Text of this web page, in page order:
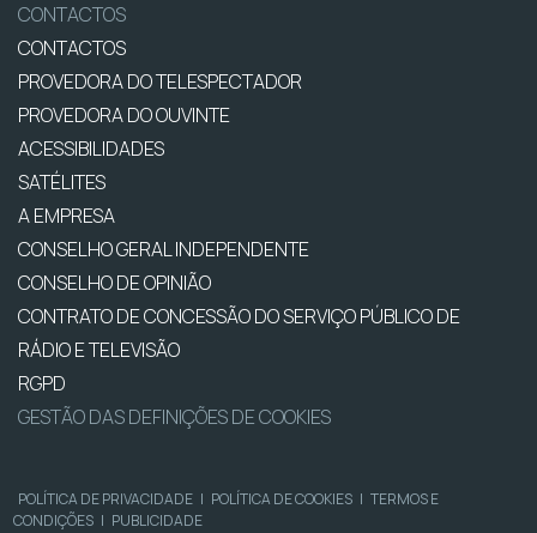
CONTACTOS
CONTACTOS
PROVEDORA DO TELESPECTADOR
PROVEDORA DO OUVINTE
ACESSIBILIDADES
SATÉLITES
A EMPRESA
CONSELHO GERAL INDEPENDENTE
CONSELHO DE OPINIÃO
CONTRATO DE CONCESSÃO DO SERVIÇO PÚBLICO DE
RÁDIO E TELEVISÃO
RGPD
GESTÃO DAS DEFINIÇÕES DE COOKIES
POLÍTICA DE PRIVACIDADE | POLÍTICA DE COOKIES | TERMOS E
CONDIÇÕES | PUBLICIDADE